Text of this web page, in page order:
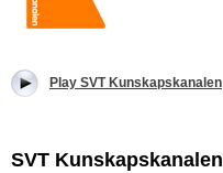
Play SVT Kunskapskanalen
SVT Kunskapskanalen